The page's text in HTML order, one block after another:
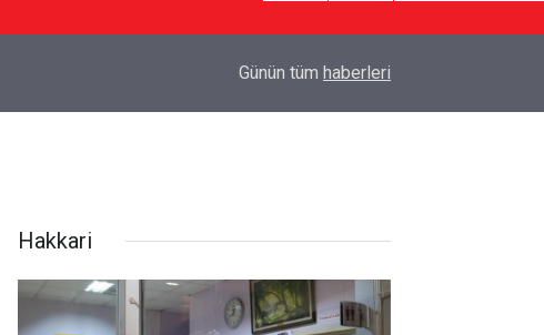
Kürtler anne-babalarını huzurevine gönderir mi?
Günün tüm haberleri
Hakkari